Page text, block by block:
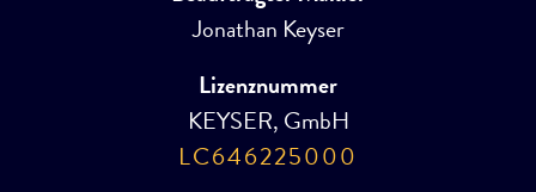
Jonathan Keyser
Lizenznummer
KEYSER, GmbH
LC646225000